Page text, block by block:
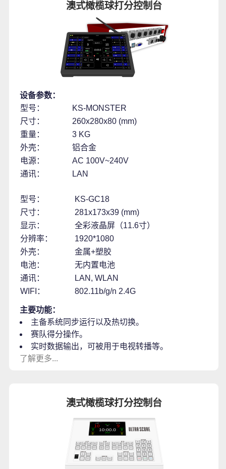
澳式橄榄球打分控制台
设备参数：
型号：
KS-MONSTER
尺寸：
260x280x80 (mm)
重量：
3 KG
外壳：
铝合金
电源：
AC 100V~240V
通讯：
LAN
型号：
KS-GC18
尺寸：
281x173x39 (mm)
显示：
全彩液晶屏（11.6寸）
分辨率：
1920*1080
外壳：
金属+塑胶
电池：
无内置电池
通讯：
LAN, WLAN
WIFI：
802.11b/g/n 2.4G
主要功能：
主备系统同步运行以及热切换。
赛队得分操作。
实时数据输出，可被用于电视转播等。
了解更多...
澳式橄榄球打分控制台